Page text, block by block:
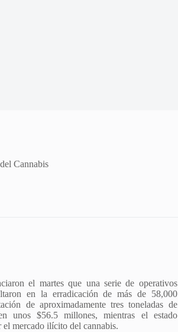
Cannabis
el martes que una serie de operativos
en la erradicación de más de 58,000
de aproximadamente tres toneladas de
unos $56.5 millones, mientras el estado
el mercado ilícito del cannabis.